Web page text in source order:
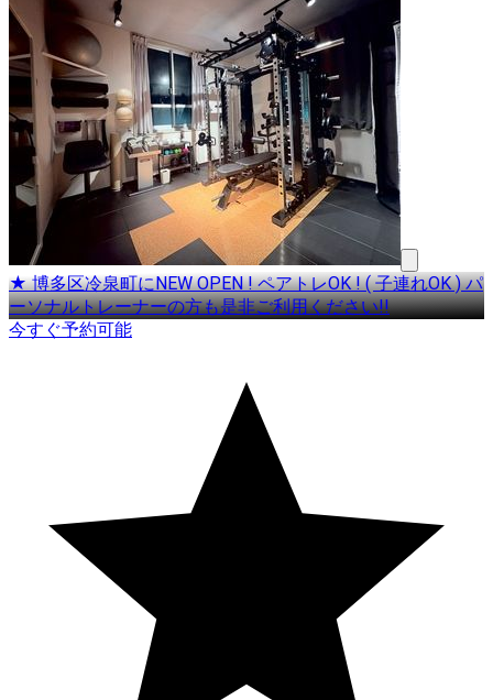
★ 博多区冷泉町にNEW OPEN ! ペアトレOK ! ( 子連れOK ) パ
ーソナルトレーナーの方も是非ご利用ください!!
今すぐ予約可能